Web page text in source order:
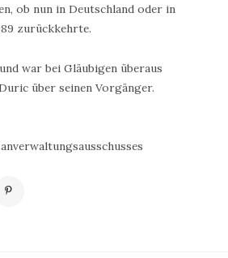
ob nun in Deutschland oder in
zurückkehrte.
war bei Gläubigen überaus
über seinen Vorgänger.